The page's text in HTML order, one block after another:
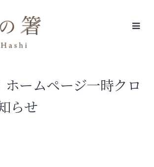
ホームページ一時クロ
らせ